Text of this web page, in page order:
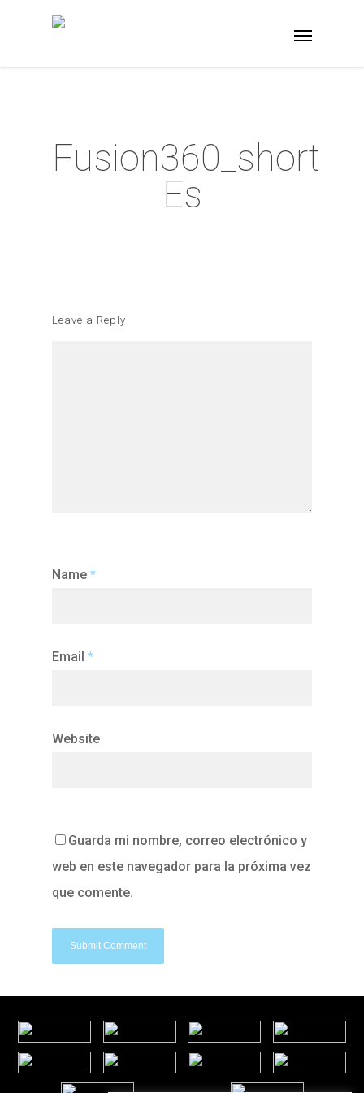
Fusion360_short
Es
Leave a Reply
Name *
Email *
Website
Guarda mi nombre, correo electrónico y
web en este navegador para la próxima vez
que comente.